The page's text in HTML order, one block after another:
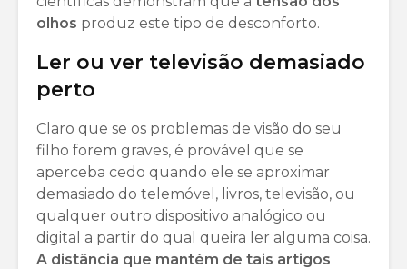
olhos produz este tipo de desconforto.
Ler ou ver televisão demasiado
perto
Claro que se os problemas de visão do seu
filho forem graves, é provável que se
aperceba cedo quando ele se aproximar
demasiado do telemóvel, livros, televisão, ou
qualquer outro dispositivo analógico ou
digital a partir do qual queira ler alguma coisa.
A distância que mantém de tais artigos